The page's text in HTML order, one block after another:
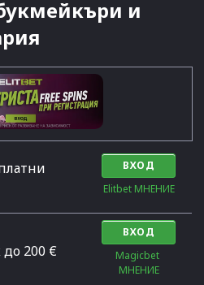
и
ВХОД
Elitbet МНЕНИЕ
200 €
ВХОД
Magicbet
МНЕНИЕ